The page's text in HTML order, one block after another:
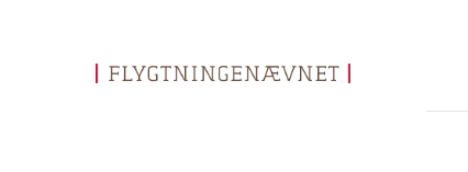
Gå til forsiden